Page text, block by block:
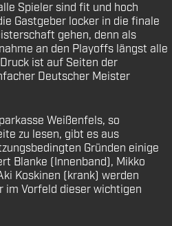
Spieler sind fit und hoch
Gastgeber locker in die finale
gehen, denn als
an den Playoffs längst alle
ist auf Seiten der
Deutscher Meister
Weißenfels, so
zu lesen, gibt es aus
Gründen einige
Blanke (Innenband), Mikko
Koskinen (krank) werden
im Vorfeld dieser wichtigen